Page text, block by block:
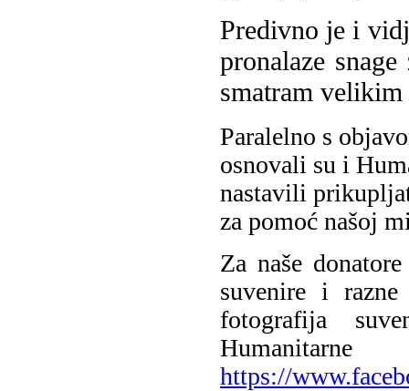
Predivno je i
pronalaze
smatram
Paralelno s
osnovali su i
nastavili
za pomoć našoj
Za naše
suvenire i
fotografija
https://